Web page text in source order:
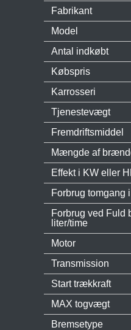
Fabrikant
Model
Antal indkøbt
Købspris
Karrosseri
Tjenestevægt
Fremdriftsmiddel
Mængde af
Effekt i KW eller
Forbrug tomgang
Forbrug ved Fuld
liter/time
Motor
Transmission
Start trækkraft
MAX togvægt
Bremsetype